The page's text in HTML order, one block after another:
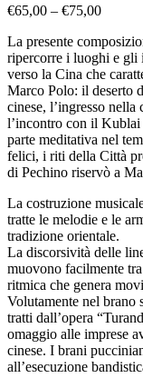
€65,00 – €75,00Price
€65,00
€75,00
La presente
ripercorre i luoghi e gli
verso la Cina che
Marco Polo: il deserto
cinese, l’ingresso
l’incontro con il
parte meditativa nel
felici, i riti della Città
di Pechino riservò a
La costruzione
tratte le melodie e le
tradizione orientale.
La discorsività delle
muovono facilmente
ritmica che genera
Volutamente nel brano
tratti dall’opera
omaggio alle imprese
cinese. I brani
all’esecuzione